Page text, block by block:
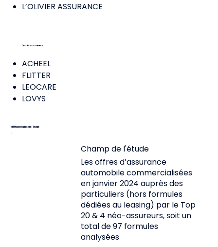
Méthodologies de l’étude
L’OLIVIER ASSURANCE
Les néo-assureurs :
ACHEEL
FLITTER
LEOCARE
LOVYS
Champ de l'étude
Les offres d’assurance
automobile commercialisées
en janvier 2024 auprès des
particuliers (hors formules
dédiées au leasing) par le Top
20 & 4 néo-assureurs, soit un
total de 97 formules
analysées